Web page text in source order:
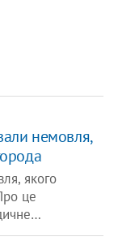
немовля,
якого
це